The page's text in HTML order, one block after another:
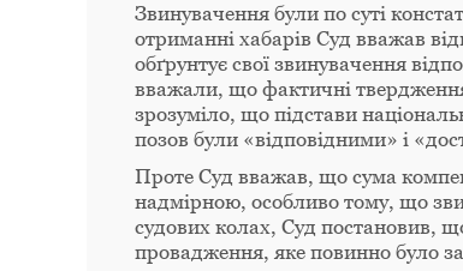
Звинувачення були по суті
отриманні хабарів Суд вважав
обґрунтує свої звинувачення
вважали, що фактичні
зрозуміло, що підстави
позов були «відповідними» і
Проте Суд вважав, що сума
надмірною, особливо тому, що
судових колах, Суд постановив,
провадження, яке повинно було